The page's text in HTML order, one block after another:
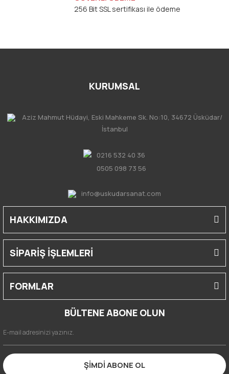
256 Bit SSL sertifikası ile ödeme
KURUMSAL
Aziz Mahmut Hüdayi, Eski Mahkeme Sk. No:10, 34672 Üsküdar/
İstanbul
0216 532 40 36
0505 098 73 56
info@uskudarsanat.com
HAKKIMIZDA
SİPARİŞ İŞLEMLERİ
FORMLAR
BÜLTENE ABONE OLUN
ŞİMDİ ABONE OL